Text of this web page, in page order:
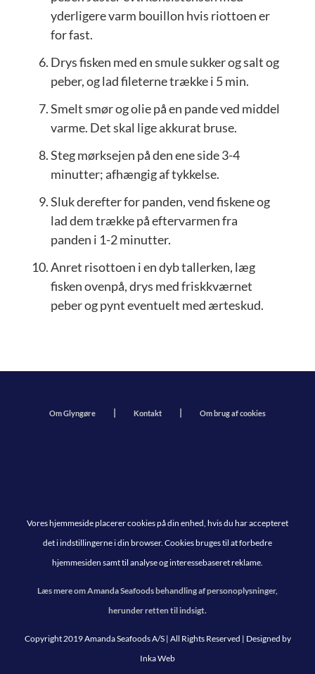
yderligere varm bouillon hvis riottoen er
for fast.
Drys fisken med en smule sukker og salt og
peber, og lad fileterne trække i 5 min.
Smelt smør og olie på en pande ved middel
varme. Det skal lige akkurat bruse.
Steg mørksejen på den ene side 3-4
minutter; afhængig af tykkelse.
Sluk derefter for panden, vend fiskene og
lad dem trække på eftervarmen fra
panden i 1-2 minutter.
Anret risottoen i en dyb tallerken, læg
fisken ovenpå, drys med friskkværnet
peber og pynt eventuelt med ærteskud.
Om Glyngøre Kontakt Om brug af cookies
Vores hjemmeside placerer cookies på din enhed, hvis du har accepteret
det i indstillingerne i din browser. Cookies bruges til at forbedre
hjemmesiden samt til analyse og interessebaseret reklame.
Læs mere om Amanda Seafoods behandling af personoplysninger,
herunder retten til indsigt.
Copyright 2019 Amanda Seafoods A/S | All Rights Reserved | Designed by
Inka Web